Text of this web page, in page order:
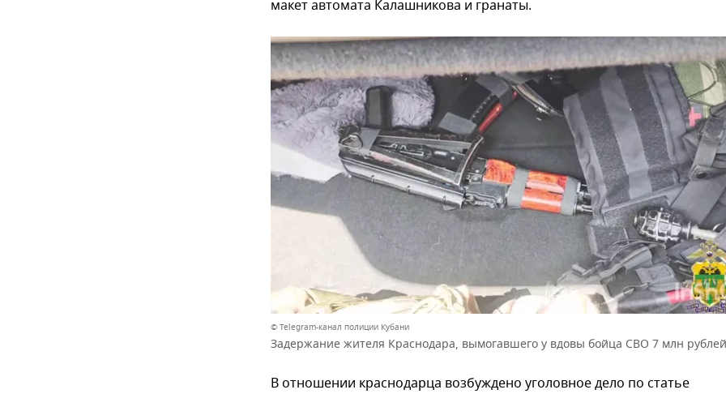
макет автомата Калашникова и гранаты.
© Telegram-канал полиции Кубани
Задержание жителя Краснодара, вымогавшего у вдовы бойца СВО 7 млн рублей
В отношении краснодарца возбуждено уголовное дело по статье